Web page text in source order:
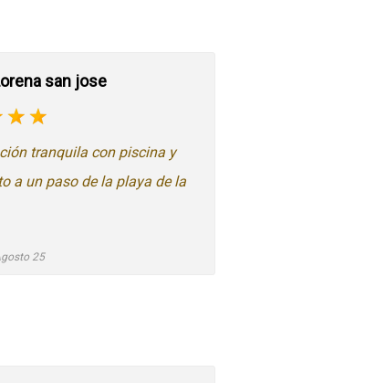
san jose
tranquila con piscina y
a un paso de la playa de la
25